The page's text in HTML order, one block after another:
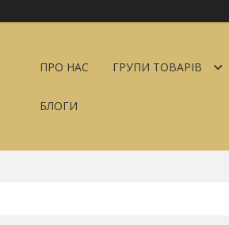
ПРО НАС ГРУПИ ТОВАРІВ
БЛОГИ